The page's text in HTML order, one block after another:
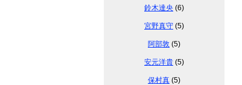
鈴木達央 (6)
宮野真守 (5)
阿部敦 (5)
安元洋貴 (5)
保村真 (5)